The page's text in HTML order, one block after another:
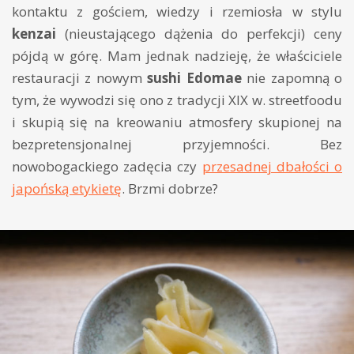
kontaktu z gościem, wiedzy i rzemiosła w stylu
kenzai (nieustającego dążenia do perfekcji) ceny
pójdą w górę. Mam jednak nadzieję, że właściciele
restauracji z nowymsushi Edomaenie zapomną o
tym, że wywodzi się ono z tradycji XIX w. streetfoodu
i skupią się na kreowaniu atmosfery skupionej na
bezpretensjonalnej przyjemności. Bez
nowobogackiego zadęcia czy przesadnej dbałości o
japońską etykietę. Brzmi dobrze?